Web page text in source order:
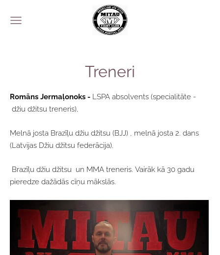
Treneri
Romāns Jermaļonoks - LSPA absolvents (specialitāte -
džiu džitsu treneris),
Melnā josta Brazīļu džiu džitsu (BJJ) , melnā josta 2. dans
(Latvijas Džiu džitsu federācija).
Brazīļu džiu džitsu un MMA treneris. Vairāk kā 30 gadu
pieredze dažādās cīņu mākslās.